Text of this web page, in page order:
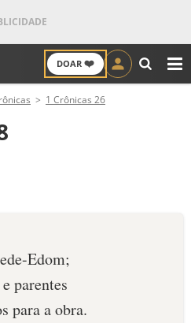
DOAR ❤️
1 Crônicas 26
Edom;
parentes
para a obra.